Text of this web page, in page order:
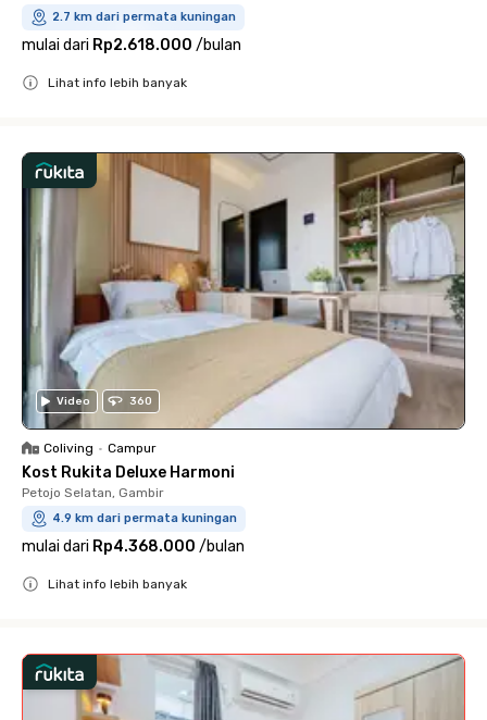
2.7 km dari permata kuningan
mulai dari Rp2.618.000 /bulan
Lihat info lebih banyak
Video 360
Coliving • Campur
Kost Rukita Deluxe Harmoni
Petojo Selatan, Gambir
4.9 km dari permata kuningan
mulai dari Rp4.368.000 /bulan
Lihat info lebih banyak